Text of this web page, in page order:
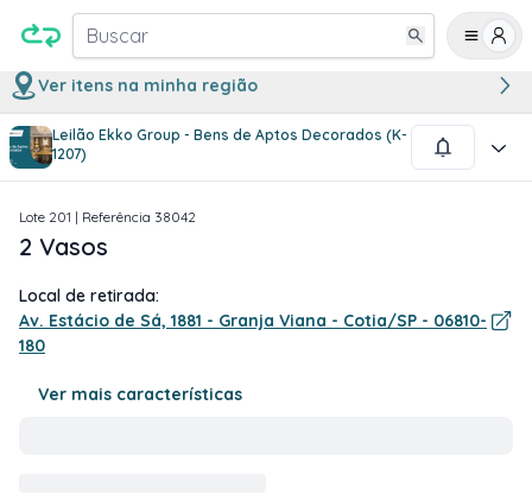
Buscar
Ver itens na minha região
Leilão Ekko Group - Bens de Aptos Decorados (K-
1207)
1/1
Lote 201 | Referência 38042
2 Vasos
Local de retirada:
Av. Estácio de Sá, 1881 - Granja Viana - Cotia/SP - 06810-
180
Ver mais características